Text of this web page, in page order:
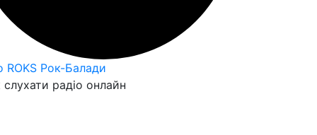
ROKS Рок-Балади
слухати радіо онлайн